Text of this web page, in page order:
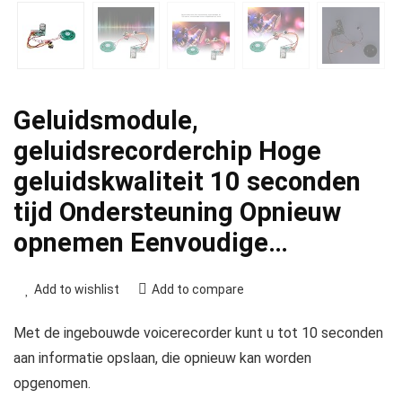
Geluidsmodule,
geluidsrecorderchip Hoge
geluidskwaliteit 10 seconden
tijd Ondersteuning Opnieuw
opnemen Eenvoudige…
Add to wishlist Add to compare
Met de ingebouwde voicerecorder kunt u tot 10 seconden
aan informatie opslaan, die opnieuw kan worden
opgenomen.